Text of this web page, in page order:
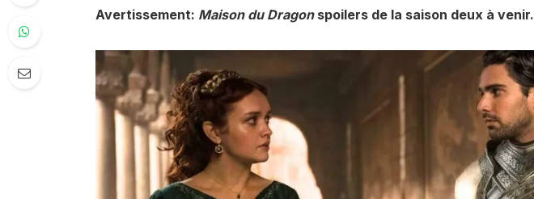
Avertissement: Maison du Dragonspoilers de la saison deux à venir.